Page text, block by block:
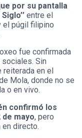
por su pantalla
entre el
el púgil filipino
fue confirmada
Sin
reiterada en el
Mola, donde no se
o en vivo.
confirmó los
mayo, pero
directo.